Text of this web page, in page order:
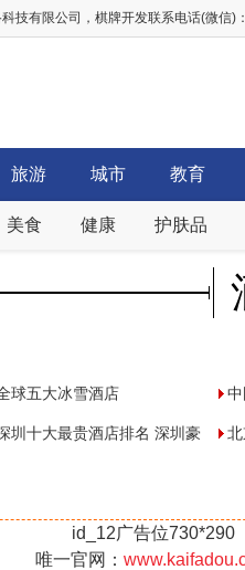
技有限公司，棋牌开发联系电话(微信)
旅游 城市 教育
美食 健康 护肤品
球五大冰雪酒店
圳十大最贵酒店排名 深圳豪
id_12广告位730*290
唯一官网：